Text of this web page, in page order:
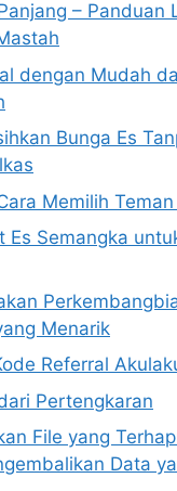
– Panduan
dengan Mudah
Bunga Es
Memilih
Es Semangka
Menarik
Referral
Pertengkaran
File yang
Data